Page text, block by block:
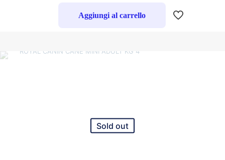
Aggiungi al carrello
Sold out